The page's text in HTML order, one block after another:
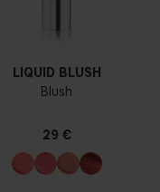
LIQUID BLUSH
Blush
29 €